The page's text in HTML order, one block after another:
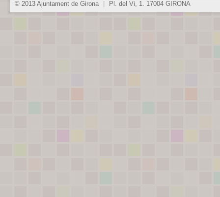
© 2013 Ajuntament de Girona Pl. del Vi, 1. 17004 GIRONA